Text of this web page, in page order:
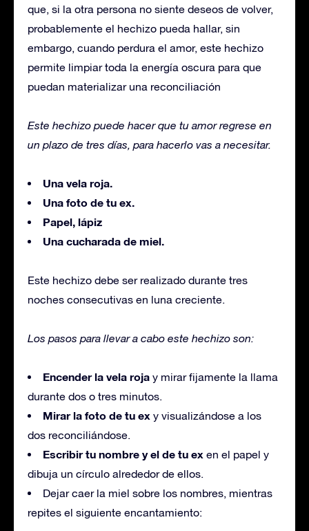
que, si la otra persona no siente deseos de volver,
probablemente el hechizo pueda hallar, sin
embargo, cuando perdura el amor, este hechizo
permite limpiar toda la energía oscura para que
puedan materializar una reconciliación
Este hechizo puede hacer que tu amor regrese en
un plazo de tres días, para hacerlo vas a necesitar.
Una vela roja.
Una foto de tu ex.
Papel, lápiz
Una cucharada de miel.
Este hechizo debe ser realizado durante tres
noches consecutivas en luna creciente.
Los pasos para llevar a cabo este hechizo son:
Encender la vela roja y mirar fijamente la llama
durante dos o tres minutos.
Mirar la foto de tu ex y visualizándose a los
dos reconciliándose.
Escribir tu nombre y el de tu ex en el papel y
dibuja un círculo alrededor de ellos.
Dejar caer la miel sobre los nombres, mientras
repites el siguiente encantamiento: